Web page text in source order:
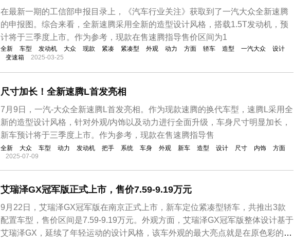
在最新一期的工信部申报目录上，《汽车行业关注》获取到了一汽大众全新速腾
的申报图。综合来看，全新速腾采用全新的造型设计风格，搭载1.5T发动机，预
计将于三季度上市。作为参考，现款在售速腾指导售价区间为1
全新 车型 发动机 大众 现款 紧凑 紧凑型 外观 动力 方面 轿车 造型 一汽大众
设计
变速箱
2025-03-25
尺寸加长！全新速腾L首发亮相
7月9日，一汽-大众全新速腾L首发亮相。作为现款速腾的换代车型，速腾L采用全
新的造型设计风格，针对外观/内饰以及动力进行全面升级，车身尺寸明显加长，
新车预计将于三季度上市。作为参考，现款在售速腾指导售
全新 大众 车型 动力 发动机 把手 系统 车身 外观 新车 造型 设计 尺寸 内饰
方面
2025-07-09
艾瑞泽GX冠军版正式上市，售价7.59-9.19万元
9月22日，艾瑞泽GX冠军版在南京正式上市，新车定位紧凑型轿车，共推出3款
配置车型，售价区间是7.59-9.19万元。外观方面，艾瑞泽GX冠军版整体设计基于
艾瑞泽GX，延续了年轻运动的设计风格，该车外观的最大亮点就是在原色彩的基